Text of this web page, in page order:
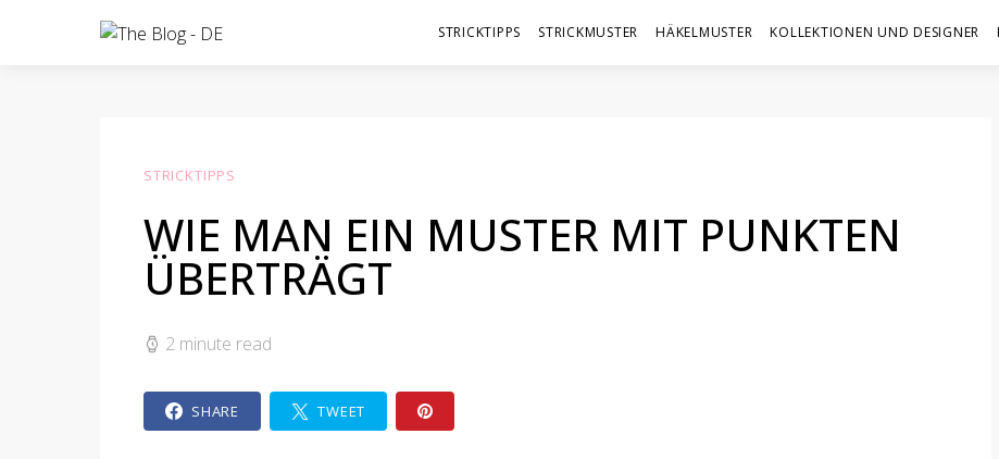
STRICKTIPPS STRICKMUSTER HÄKELMUSTER KOLLEKTIONEN UND DESIGNER
STRICKTIPPS
WIE MAN EIN MUSTER MIT PUNKTEN
ÜBERTRÄGT
2 minute read
SHARE TWEET